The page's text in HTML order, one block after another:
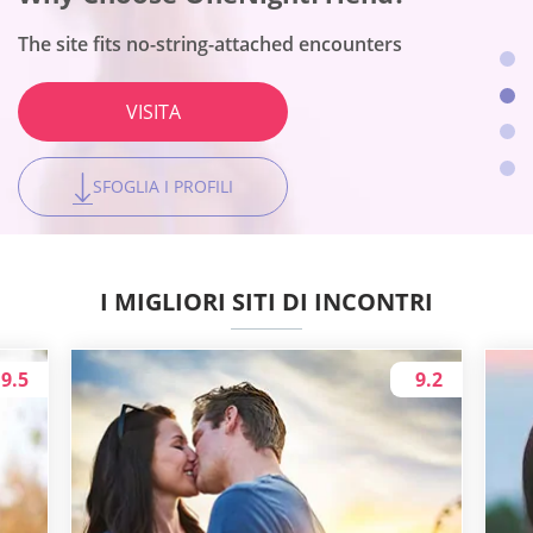
The site fits no-string-attached encounters
VISITA
SFOGLIA I PROFILI
The site fits no-string-attached encounters
VISITA
SFOGLIA I PROFILI
SFOGLIA I PROFILI
The site fits no-string-attached encounters
VISITA
SFOGLIA I PROFILI
I MIGLIORI SITI DI INCONTRI
9.5 9.2